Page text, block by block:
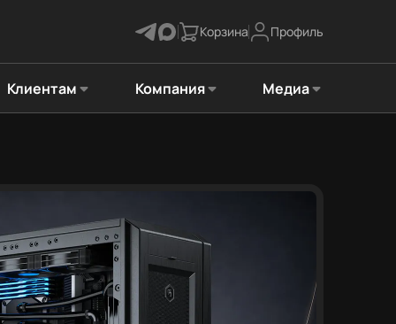
Корзина Профиль
Клиентам Компания Медиа